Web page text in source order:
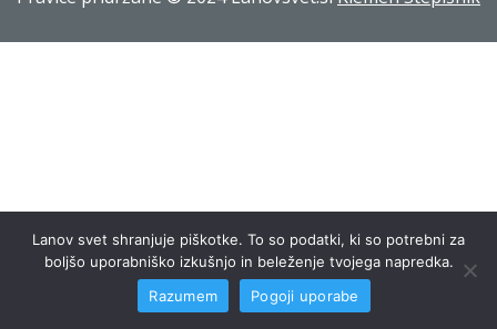
Lanov svet shranjuje piškotke. To so podatki, ki so potrebni za
boljšo uporabniško izkušnjo in beleženje tvojega napredka.
Razumem
Pogoji uporabe